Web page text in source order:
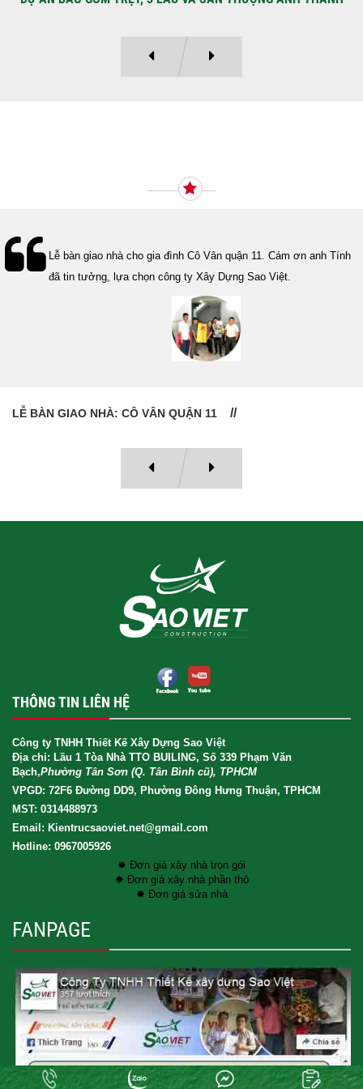
Lễ bàn giao nhà cho gia đình Cô Vân quận 11. Cám ơn anh Tính
đã tin tưởng, lựa chọn công ty Xây Dựng Sao Việt.
LỄ BÀN GIAO NHÀ: CÔ VÂN QUẬN 11
THÔNG TIN LIÊN HỆ
Công ty TNHH Thiết Kế Xây Dựng Sao Việt
Địa chỉ: Lầu 1 Tòa Nhà TTO BUILING, Số 339 Phạm Văn
Bạch,Phường Tân Sơn (Q. Tân Bình cũ), TPHCM
VPGD: 72F6 Đường DD9, Phường Đông Hưng Thuận, TPHCM
MST: 0314488973
Email: Kientrucsaoviet.net@gmail.com
Hotline: 0967005926
✸ Đơn giá xây nhà trọn gói
✸ Đơn giá xây nhà phần thô
✸ Đơn giá sửa nhà
FANPAGE